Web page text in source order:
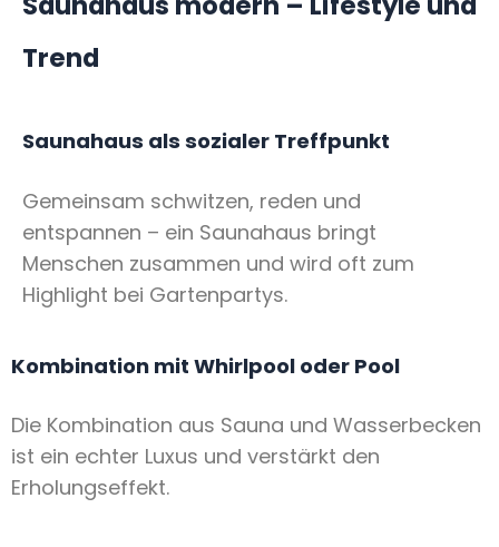
Trend
Saunahaus als sozialer Treffpunkt
Gemeinsam schwitzen, reden und
entspannen – ein Saunahaus bringt
Menschen zusammen und wird oft zum
Highlight bei Gartenpartys.
Kombination mit Whirlpool oder Pool
Die Kombination aus Sauna und Wasserbecken
ist ein echter Luxus und verstärkt den
Erholungseffekt.